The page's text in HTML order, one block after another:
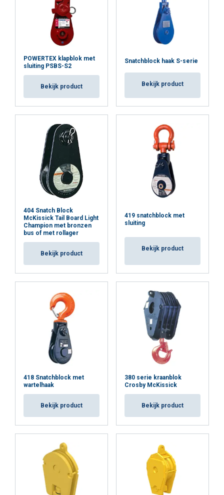
Opmerking:
Veiligheidsfactor:
POWERTEX klapblok met
sluiting PSBS-S2
Bekijk product
Snatchblock haak S-serie
Bekijk product
404 Snatch Block
McKissick Tail Board Light
Champion met bronzen
bus of met rollager
Bekijk product
419 snatchblock met
sluiting
Bekijk product
418 Snatchblock met
wartelhaak
Bekijk product
380 serie kraanblok
Crosby McKissick
Bekijk product
Functioneel Niet-geclassificeerd
ALLES ACCEPTEREN
ALLES AFWIJZEN
DETAILS WEERGEVEN